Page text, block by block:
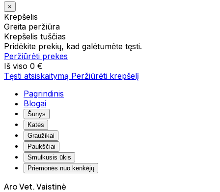
×
Krepšelis
Greita peržiūra
Krepšelis tuščias
Pridėkite prekių, kad galėtumėte tęsti.
Peržiūrėti prekes
Iš viso 0 €
Tęsti atsiskaitymą Peržiūrėti krepšelį
Pagrindinis
Blogai
Šunys
Katės
Graužikai
Paukščiai
Smulkusis ūkis
Priemonės nuo kenkėjų
Aro Vet. Vaistinė